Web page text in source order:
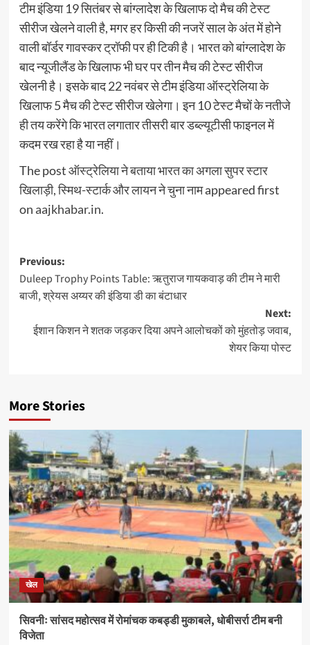
टीम इंडिया 19 सितंबर से बांग्लादेश के खिलाफ दो मैच की टेस्ट
सीरीज खेलने वाली है, मगर हर किसी की नजरें साल के अंत में होने
वाली बॉर्डर गावस्कर ट्रॉफी पर ही टिकी है। भारत को बांग्लादेश के
बाद न्यूजीलैंड के खिलाफ भी घर पर तीन मैच की टेस्ट सीरीज
खेलनी है। इसके बाद 22 नवंबर से टीम इंडिया ऑस्ट्रेलिया के
खिलाफ 5 मैच की टेस्ट सीरीज खेलेगा। इन 10 टेस्ट मैचों के नतीजे
ही तय करेंगे कि भारत लगातार तीसरी बार डब्ल्यूटीसी फाइनल में
कदम रख रहा है या नहीं।
The postऑस्ट्रेलिया ने बताया भारत का अगला सुपर स्टार
खिलाड़ी, स्मिथ-स्टार्क और लायन ने चुना नामappeared first
on aajkhabar.in.
Post
navigation
Previous:
Duleep Trophy Points Table: ऋतुराज गायकवाड़ की टीम ने मारी
बाजी, श्रेयस अय्यर की इंडिया डी का बंटाधार
Next:
ईशान किशन ने शतक जड़कर दिया अपने आलोचकों को मुंहतोड़ जवाब,
शेयर किया पोस्ट
More Stories
खेल
सिवनीः सांसद महोत्सव में रोमांचक कबड्डी मुकाबले, धोबीसर्रा टीम बनी
विजेता